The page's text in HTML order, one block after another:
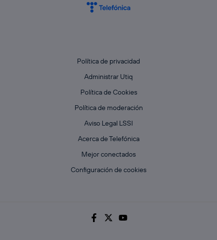
Política de privacidad
Administrar Utiq
Política de Cookies
Política de moderación
Aviso Legal LSSI
Acerca de Telefónica
Mejor conectados
Configuración de cookies